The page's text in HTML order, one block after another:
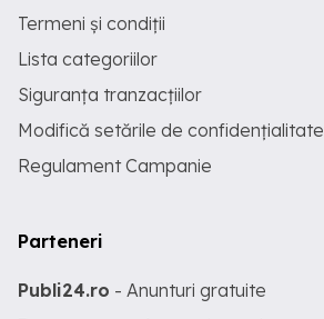
Termeni și condiții
Lista categoriilor
Siguranța tranzacțiilor
Modifică setările de confidențialitate
Regulament Campanie
Parteneri
Publi24.ro - Anunturi gratuite